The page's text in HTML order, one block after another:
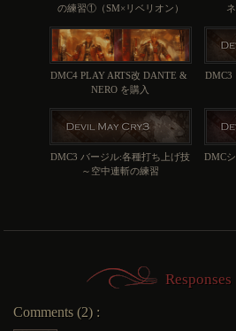
の練習①（SM×リベリオン）
DMC4 PLAY ARTS改 DANTE &
NERO を購入
DMC3
DMC3 バージル:各種打ち上げ技
～空中連斬の練習
DMC
Responses
Comments (2) :